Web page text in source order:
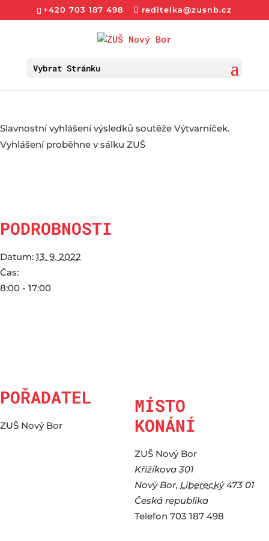
+420 703 187 498 reditelka@zusnb.cz
Vybrat Stránku
Slavnostní vyhlášení výsledků soutěže Výtvarníček.
Vyhlášení proběhne v sálku ZUŠ
PODROBNOSTI
Datum: 13. 9. 2022
Čas:
8:00 - 17:00
POŘADATEL
ZUŠ Nový Bor
MÍSTO
KONÁNÍ
ZUŠ Nový Bor
Křižíkova 301
Nový Bor, Liberecký 473 01
Česká republika
Telefon 703 187 498